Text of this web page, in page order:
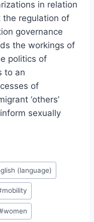
in relation
the regulation of
governance
the workings of
politics of
to an
of
‘others’
sexually
(language)
mobility
women